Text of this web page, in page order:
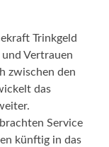
Trinkgeld
Vertrauen
zwischen den
das
Service
künftig in das